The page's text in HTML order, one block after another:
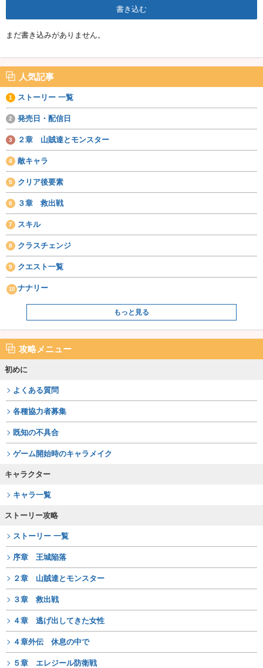
まだ書き込みがありません。
人気記事
ストーリー 一覧
発売日・配信日
２章 山賊達とモンスター
敵キャラ
クリア後要素
３章 救出戦
スキル
クラスチェンジ
クエスト一覧
ナナリー
もっと見る
攻略メニュー
初めに
よくある質問
各種協力者募集
既知の不具合
ゲーム開始時のキャラメイク
キャラクター
キャラ一覧
ストーリー攻略
ストーリー 一覧
序章 王城陥落
２章 山賊達とモンスター
３章 救出戦
４章 逃げ出してきた女性
４章外伝 休息の中で
５章 エレジール防衛戦